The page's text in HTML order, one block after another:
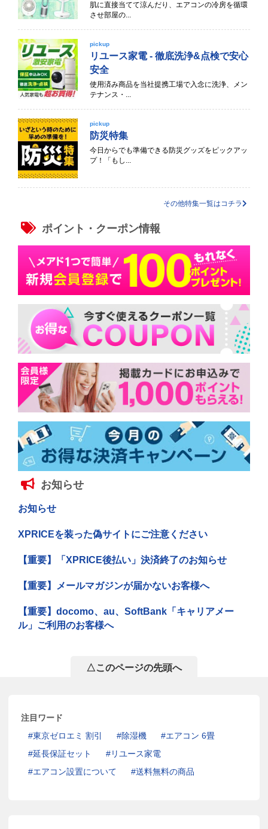
肌に直接当てて涼んだり、エアコンの冷房を循環
させ部屋の...
pickup
リユース家電 - 徹底洗浄&点検で安心
安全
使用済み商品を当社提携工場で入念に洗浄、メン
テナンス・...
pickup
防災特集
今日からでも準備できる防災グッズをピックアッ
プ！「もし...
その他特集一覧はコチラ
ポイント・クーポン情報
お知らせ
お知らせ
XPRICEを装った偽サイトにご注意ください
【重要】「XPRICE後払い」決済終了のお知らせ
【重要】メールマガジンが届かないお客様へ
【重要】docomo、au、SoftBank「キャリアメー
ル」ご利用のお客様へ
△このページの先頭へ
注目ワード
東京ゼロエミ 割引
除湿機
エアコン 6畳
延長保証セット
リユース家電
エアコン設置について
送料無料の商品